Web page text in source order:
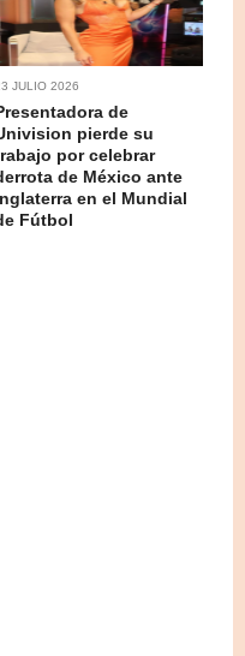
JULIO 2026
de
pierde su
por celebrar
de México ante
en el Mundial
Fútbol